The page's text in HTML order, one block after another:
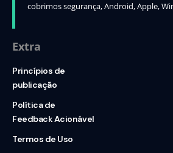
cobrimos segurança, Android, Apple,
Extra
Princípios de
publicação
Política de
Feedback Acionável
Termos de Uso